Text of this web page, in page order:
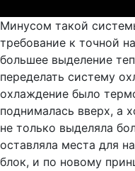
Минусом такой
требование к точной
большее выделение
переделать систему
охлаждение было
поднималась вверх, а
не только выделяла
оставляла места для
блок, и по новому